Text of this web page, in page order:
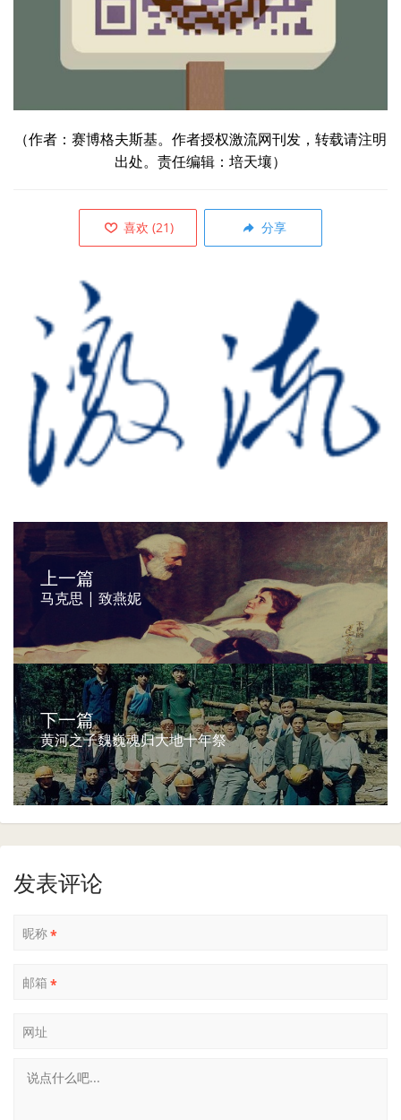
（作者：赛博格夫斯基。作者授权激流网刊发，转载请注明
出处。责任编辑：培天壤）
喜欢 (21) 分享
上一篇
马克思 | 致燕妮
下一篇
黄河之子魏巍魂归大地十年祭
发表评论
昵称*
邮箱 *
网址